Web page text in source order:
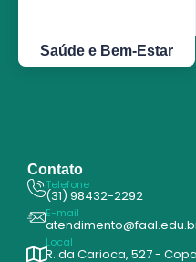
Saúde e Bem-Estar
Contato
Telefone
(31) 98432-2292
E-mail
Local
R. da Carioca, 527 -